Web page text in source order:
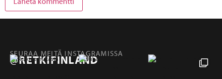
SEURAA MEITÄ INSTAGRAMISSA
@RETKIFINLAND